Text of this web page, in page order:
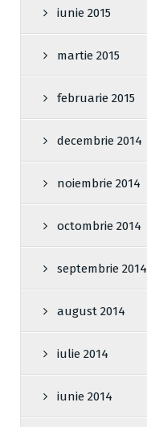
iunie 2015
martie 2015
februarie 2015
decembrie 2014
noiembrie 2014
octombrie 2014
septembrie 2014
august 2014
iulie 2014
iunie 2014